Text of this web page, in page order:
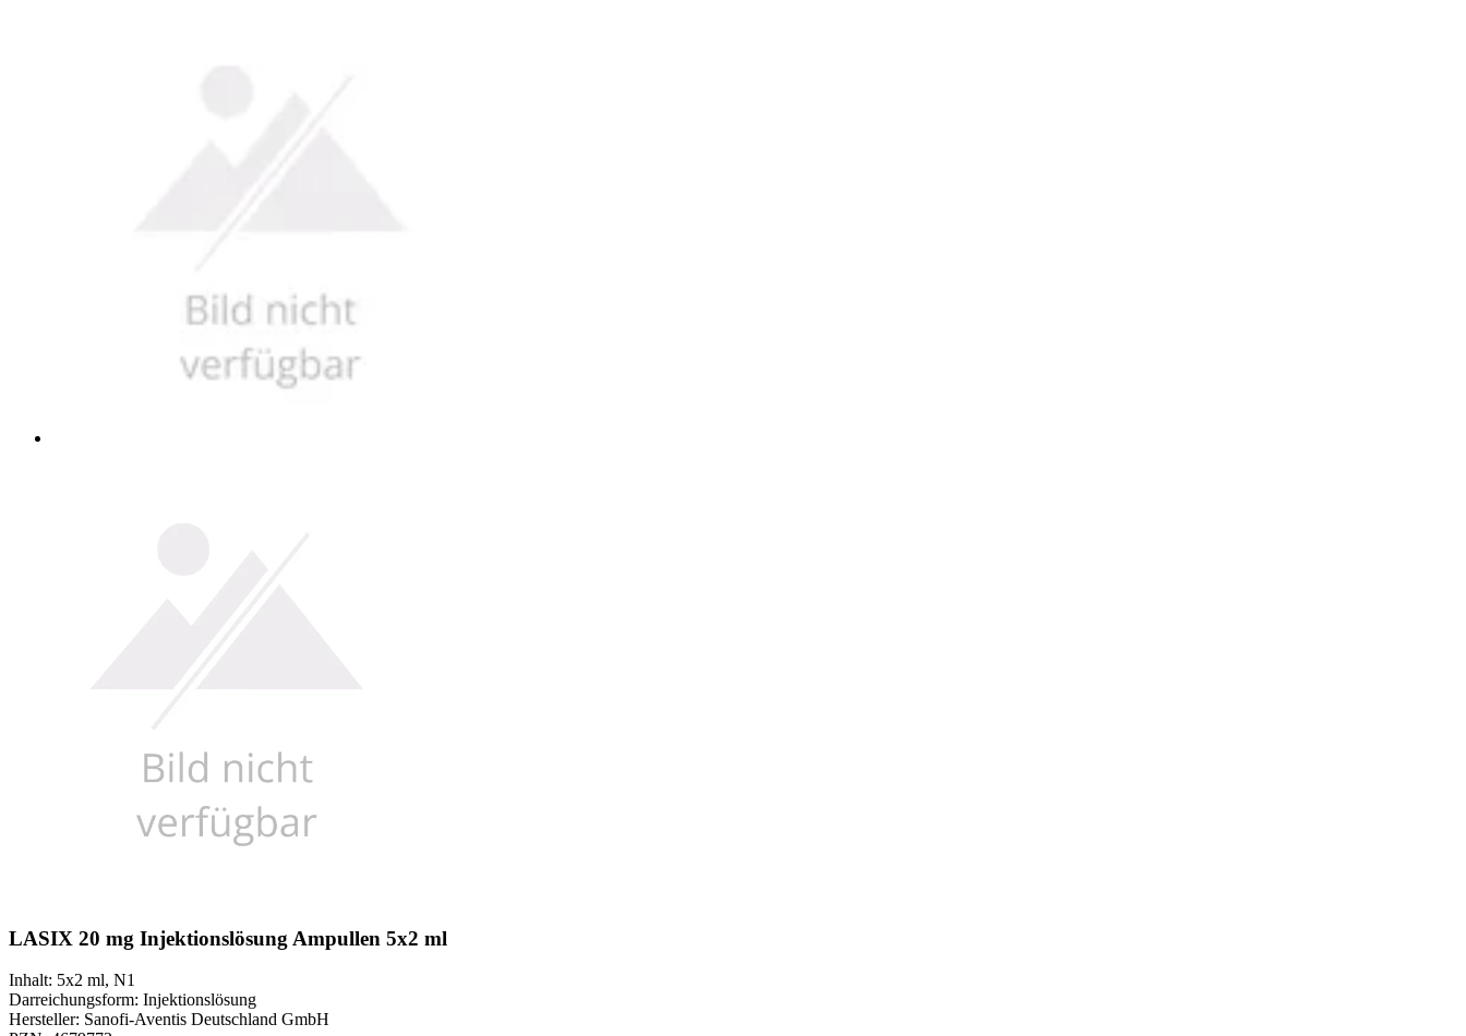
LASIX 20 mg Injektionslösung Ampullen 5x2 ml
Inhalt: 5x2 ml, N1
Darreichungsform: Injektionslösung
Hersteller: Sanofi-Aventis Deutschland GmbH